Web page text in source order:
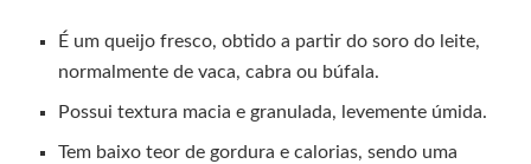
É um queijo fresco, obtido a partir do soro do leite,
normalmente de vaca, cabra ou búfala.
Possui textura macia e granulada, levemente úmida.
Tem baixo teor de gordura e calorias, sendo uma